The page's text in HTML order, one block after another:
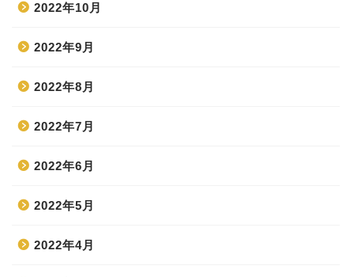
2022年10月
2022年9月
2022年8月
2022年7月
2022年6月
2022年5月
2022年4月